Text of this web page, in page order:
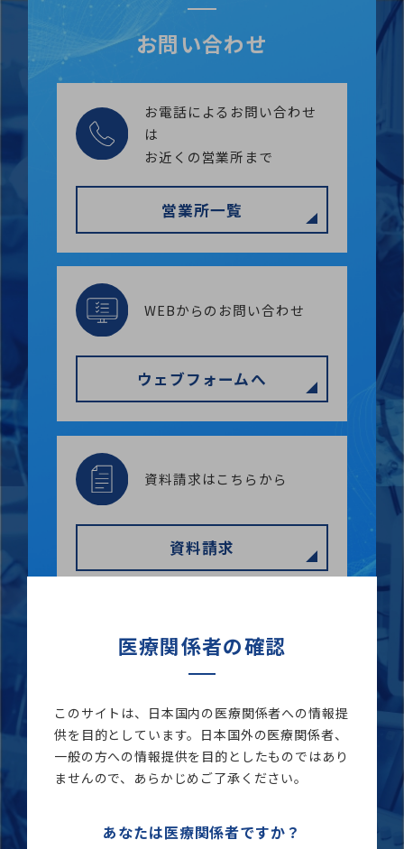
お問い合わせ
お電話によるお問い合わせ
は
お近くの営業所まで
営業所一覧
WEBからのお問い合わせ
ウェブフォームへ
資料請求はこちらから
資料請求
オンラインミーティングの
お申込みはこちらから
お申込み
医療関係者の確認
このサイトは、日本国内の医療関係者への情報提
供を目的としています。日本国外の医療関係者、
一般の方への情報提供を目的としたものではあり
ませんので、あらかじめご了承ください。
あなたは医療関係者ですか？